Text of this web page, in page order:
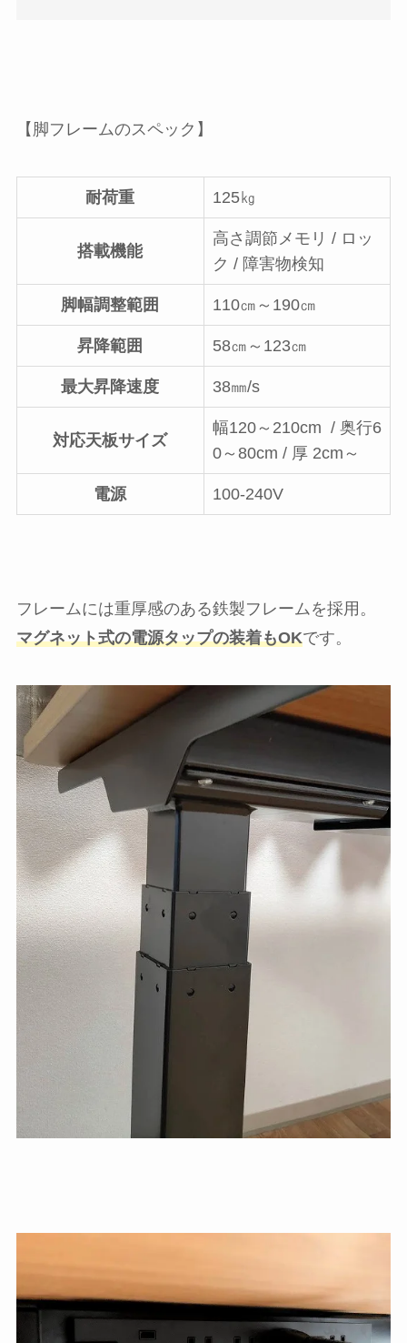
【脚フレームのスペック】
耐荷重 125㎏
搭載機能
高さ調節メモリ / ロッ
ク / 障害物検知
脚幅調整範囲 110㎝～190㎝
昇降範囲 58㎝～123㎝
最大昇降速度 38㎜/s
対応天板サイズ
幅120～210cm / 奥行6
0～80cm / 厚 2cm～
電源 100-240V
フレームには重厚感のある鉄製フレームを採用。
マグネット式の電源タップの装着もOKです。